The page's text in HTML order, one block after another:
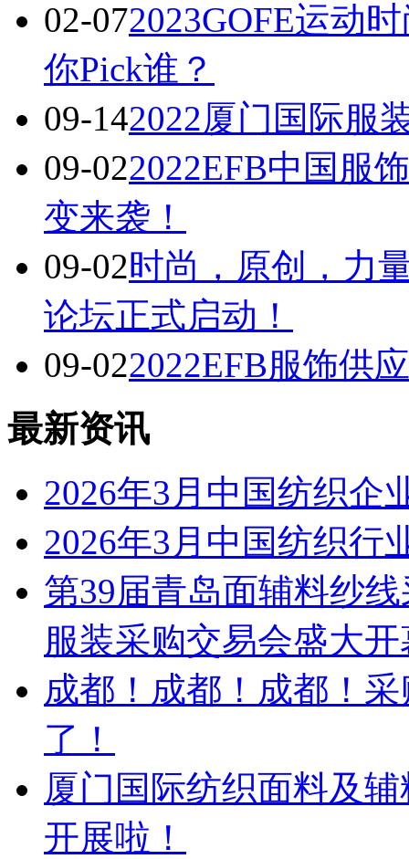
02-072023GOFE运动
你Pick谁？
09-142022厦门国际服
09-022022EFB中国服
变来袭！
09-02时尚，原创，力
论坛正式启动！
09-022022EFB服饰供
最新资讯
2026年3月中国纺织企
2026年3月中国纺织行
第39届青岛面辅料纱
服装采购交易会盛大开
成都！成都！成都！
了！
厦门国际纺织面料及
开展啦！